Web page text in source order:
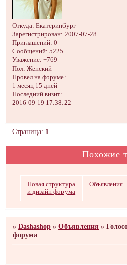
Откуда: Екатеринбург
Зарегистрирован: 2007-07-28
Приглашений: 0
Сообщений: 5225
Уважение: +769
Пол: Женский
Провел на форуме:
1 месяц 15 дней
Последний визит:
2016-09-19 17:38:22
Страница: 1
Похожие
Новая структура
и дизайн форума
Объявления
»Dashashop »Объявления »
форума